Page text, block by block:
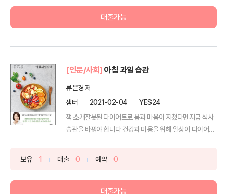
대출가능
[인문/사회] 아침 과일 습관
류은경 저
샘터
2021-02-04
YES24
책 소개잘못된 다이어트로 몸과 마음이 지쳤다면지금 식사
습관을 바꿔야 합니다 건강과 미용을 위해 일상이 다이어트
보유 1 대출 0 예약 0
대출가능